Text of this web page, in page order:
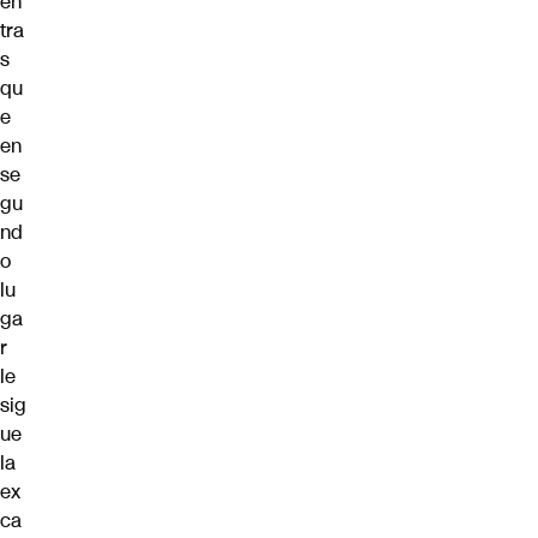
tra
s
qu
e
en
se
gu
nd
o
lu
ga
r
le
sig
ue
la
ex
ca